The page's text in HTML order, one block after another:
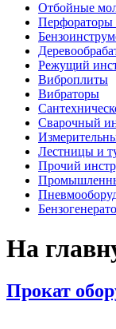
Отбойные
Перфораторы
Режущий
Виброплиты
Вибраторы
Сварочный
Лестницы и
Прочий
На
Прокат